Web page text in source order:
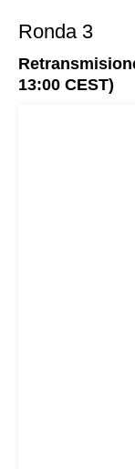
Ronda 3
13:00 CEST)